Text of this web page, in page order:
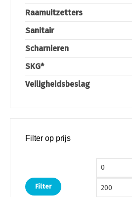
Raamuitzetters
Sanitair
Scharnieren
SKG*
Veiligheidsbeslag
Filter op prijs
Min. prijs
Filter